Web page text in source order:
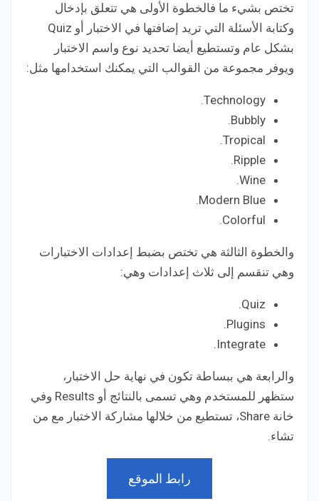
تختص بشيء ما فالخطوة الأولى هي تتعلق بإدخال
وكتابة الأسئلة التي تريد إضافتها في الاختبار أو Quiz
بشكل عام وتستطيع أيضا تحديد نوع واسم الاختبار
ويوفر مجموعة من القوالب التي يمكنك استخدامها مثل:
Technology.
Bubbly.
Tropical.
Ripple.
Wine.
Modern Blue.
Colorful.
والخطوة الثالثة هي تختص بضبط إعدادات الاختبارات
وهي تنقسم إلى ثلاث إعدادات وهي:
Quiz.
Plugins.
Integrate.
والرابعة هي ببساطة تكون في نهاية حل الاختبار،
ستظهر للمستخدم وهي تسمى بالنتائج أو Results وفي
خانة Share، تستطيع من خلالها مشاركة الاختبار مع من
تشاء.
رابط الموقع